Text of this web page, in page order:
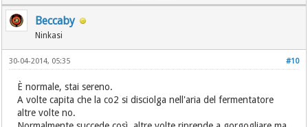
Beccaby
Ninkasi
#10
30-04-2014, 05:35
È normale, stai sereno.
A volte capita che la co2 si disciolga nell'aria del fermentatore
altre volte no.